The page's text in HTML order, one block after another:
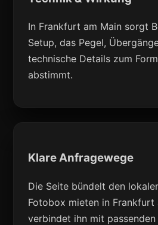
In Frankfurt am Main sorgt
Setup, das Pegel,
technische Details zum
abstimmt.
Klare Anfragewege
Die Seite bündelt den
Fotobox mieten in Frankfurt
verbindet ihn mit